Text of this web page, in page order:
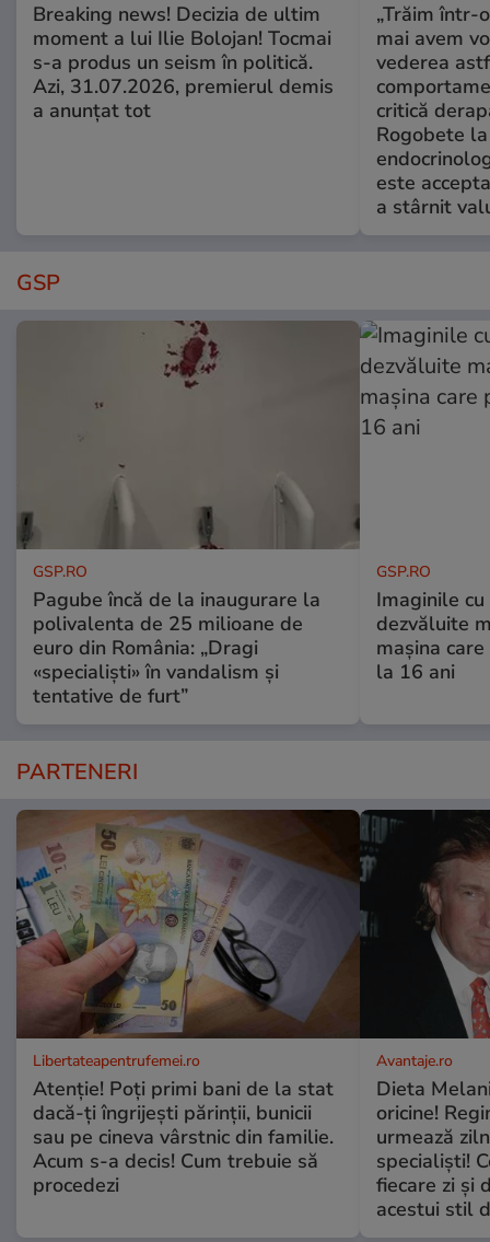
Breaking news! Decizia de ultim
moment a lui Ilie Bolojan! Tocmai
s-a produs un seism în politică.
Azi, 31.07.2026, premierul demis
a anunțat tot
„Trăim într-
mai avem
vederea
critică
Rogobete
este
a stârnit
GSP
GSP.RO
Pagube încă de la inaugurare la
polivalenta de 25 milioane de
euro din România: „Dragi
«specialiști» în vandalism și
tentative de furt”
GSP.RO
Imaginile
dezvăluite
mașina
la 16 ani
PARTENERI
Libertateapentrufemei.ro
Atenție! Poți primi bani de la stat
dacă-ți îngrijești părinții, bunicii
sau pe cineva vârstnic din familie.
Acum s-a decis! Cum trebuie să
procedezi
Avantaje.ro
Dieta
oricine!
urmează
specialiști!
fiecare zi și
acestui stil